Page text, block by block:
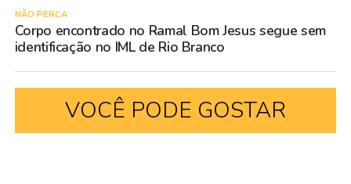
NÃO PERCA
Corpo encontrado no Ramal Bom Jesus segue sem
identificação no IML de Rio Branco
VOCÊ PODE GOSTAR